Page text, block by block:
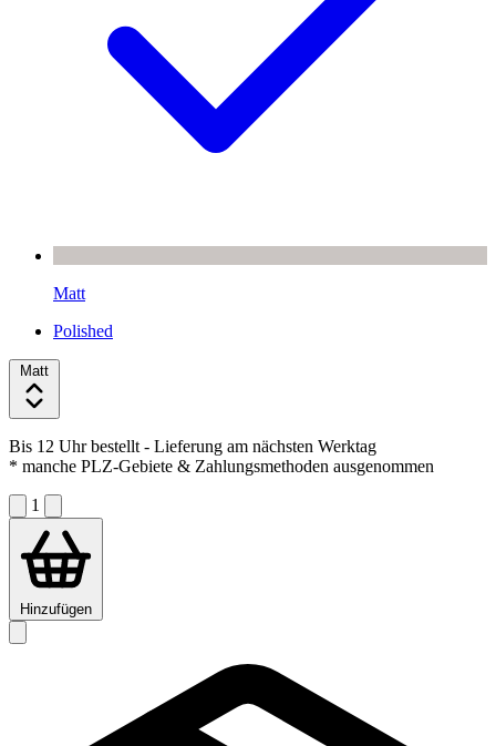
Matt
Polished
Matt
Bis 12 Uhr bestellt - Lieferung am nächsten Werktag
* manche PLZ-Gebiete & Zahlungsmethoden ausgenommen
1
Hinzufügen